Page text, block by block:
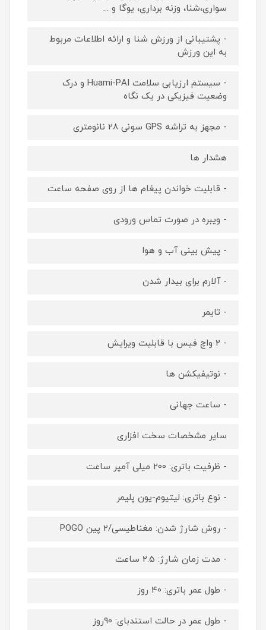
سواری،شنا، وزنه برداری، یوگا و ...
- پشتیبانی از ورزش شنا و ارائه اطلاعات مربوط
به این ورزش
- سیستم ارزیابی سلامت Huami-PAI و درک
وضعیت فیزیکی در یک نگاه
- مجهز به تراشه GPS سونی 28 نانومتری
هشدار ها
- قابلیت خواندن پیغام ها از روی صفحه ساعت
- ویبره در صورت تماس ورودی
- پیش بینی آب و هوا
- آلارم برای بیدار شدن
- تایمر
- 2 واچ فیس با قابلیت ویرایش
- نوتیفیکشن ها
- ساعت جهانی
سایر مشخصات سخت افزاری
- ظرفیت باتری: 200 میلی آمپر ساعت
- نوع باتری: لیتیوم-یون پلیمر
- روش شارژ شدن: مغناطیسی/2 پین POGO
- مدت زمان شارژ: 2.5 ساعت
- طول عمر باتری: 40 روز
- طول عمر در حالت استندبای: 90روز